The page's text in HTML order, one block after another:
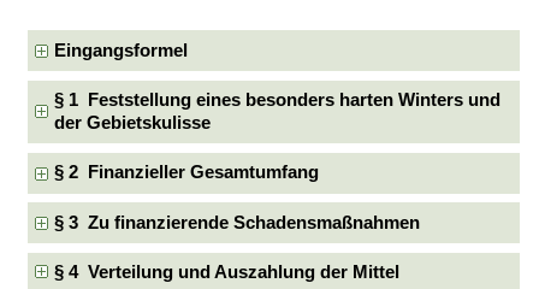
Eingangsformel
§ 1 Feststellung eines besonders harten Winters und
der Gebietskulisse
§ 2 Finanzieller Gesamtumfang
§ 3 Zu finanzierende Schadensmaßnahmen
§ 4 Verteilung und Auszahlung der Mittel